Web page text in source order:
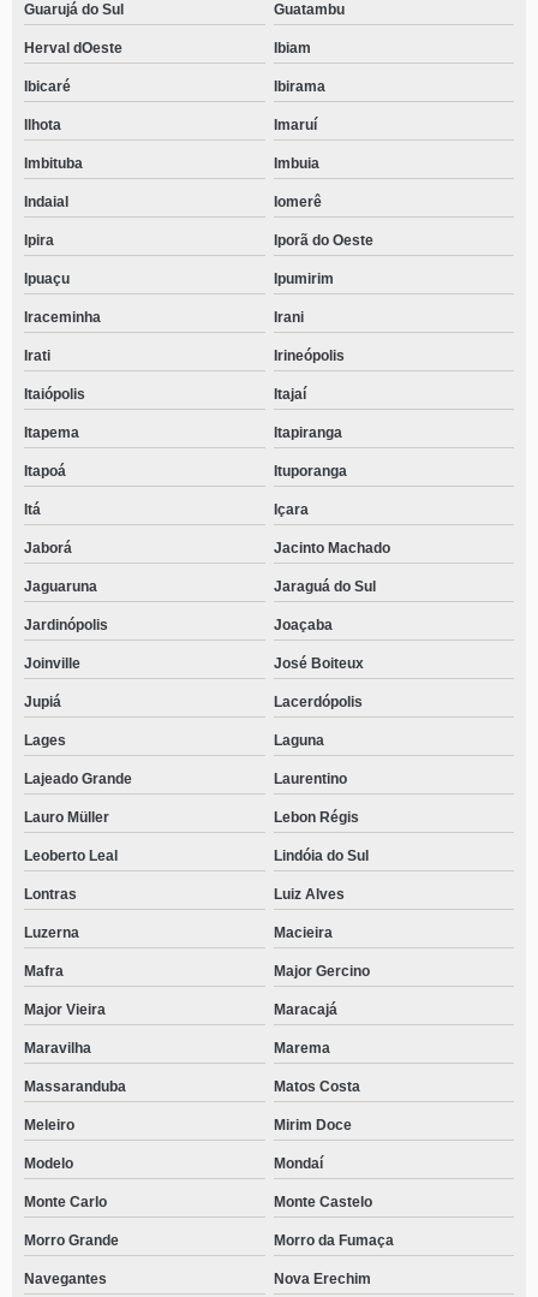
Guarujá do Sul Guatambu
Herval dOeste Ibiam
Ibicaré Ibirama
Ilhota Imaruí
Imbituba Imbuia
Indaial Iomerê
Ipira Iporã do Oeste
Ipuaçu Ipumirim
Iraceminha Irani
Irati Irineópolis
Itaiópolis Itajaí
Itapema Itapiranga
Itapoá Ituporanga
Itá Içara
Jaborá Jacinto Machado
Jaguaruna Jaraguá do Sul
Jardinópolis Joaçaba
Joinville José Boiteux
Jupiá Lacerdópolis
Lages Laguna
Lajeado Grande Laurentino
Lauro Müller Lebon Régis
Leoberto Leal Lindóia do Sul
Lontras Luiz Alves
Luzerna Macieira
Mafra Major Gercino
Major Vieira Maracajá
Maravilha Marema
Massaranduba Matos Costa
Meleiro Mirim Doce
Modelo Mondaí
Monte Carlo Monte Castelo
Morro Grande Morro da Fumaça
Navegantes Nova Erechim